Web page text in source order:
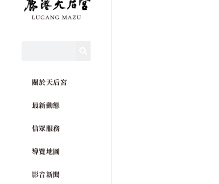
關於天后宮
最新動態
信眾服務
導覽地圖
影音新聞